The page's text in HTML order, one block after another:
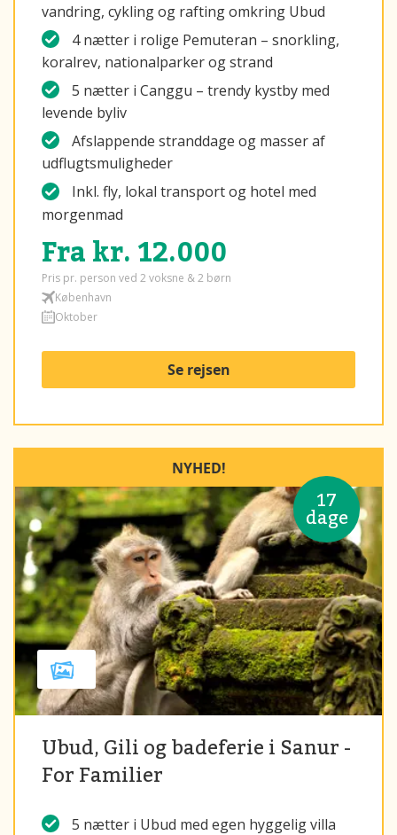
vandring, cykling og rafting omkring Ubud
4 nætter i rolige Pemuteran – snorkling,
koralrev, nationalparker og strand
5 nætter i Canggu – trendy kystby med
levende byliv
Afslappende stranddage og masser af
udflugtsmuligheder
Inkl. fly, lokal transport og hotel med
morgenmad
Fra kr. 12.000
Pris pr. person ved 2 voksne & 2 børn
København
Oktober
Se rejsen
17
dage
NYHED!
Ubud, Gili og badeferie i Sanur -
For Familier
5 nætter i Ubud med egen hyggelig villa